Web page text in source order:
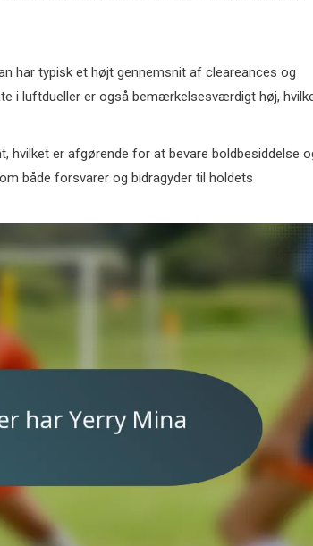
har typisk et højt gennemsnit af cleareances og
i luftdueller er også bemærkelsesværdigt høj,
hvilket er afgørende for at bevare boldbesiddelse
både forsvarer og bidragyder til holdets